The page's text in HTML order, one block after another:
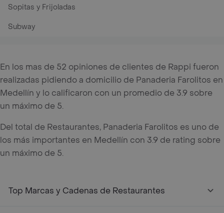
Sopitas y Frijoladas
Subway
En los mas de 52 opiniones de clientes de Rappi fueron
realizadas pidiendo a domicilio de Panaderia Farolitos en
Medellín y lo calificaron con un promedio de 3.9 sobre
un máximo de 5.
Del total de Restaurantes, Panaderia Farolitos es uno de
los más importantes en Medellín con 3.9 de rating sobre
un máximo de 5.
Top Marcas y Cadenas de Restaurantes